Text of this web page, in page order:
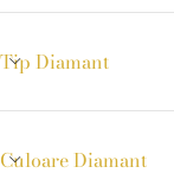
Tip Diamant
Culoare Diamant